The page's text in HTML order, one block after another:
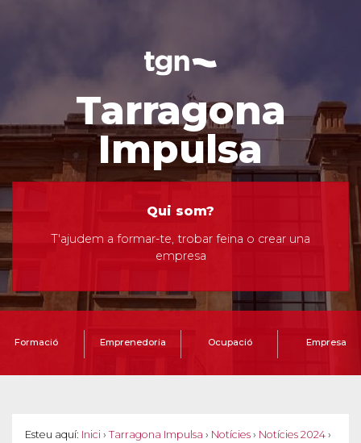
Tarragona
Impulsa
Qui som?
T'ajudem a formar-te, trobar feina o crear una
empresa
Formació Emprenedoria Ocupació Empresa
Esteu aquí: Inici › Tarragona Impulsa › Notícies › Notícies 2024 ›